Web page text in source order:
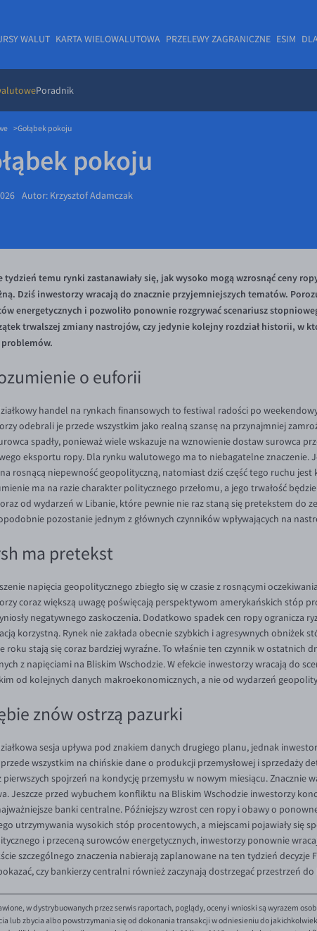
WALUT KARTA WIELOWALUTOWA PRZELEWY ZAGRANICZNE ESIM
Poradnik
Gołąbek pokoju
pokoju
Autor: Krzysztof Adamczak
tydzień temu rynki zastanawiały się, jak wysoko mogą wzrosnąć ceny
Dziś inwestorzy wracają do znacznie przyjemniejszych tematów.
energetycznych i pozwoliło ponownie rozgrywać scenariusz
trwalszej zmiany nastrojów, czy jedynie kolejny rozdział historii, w
o euforii
handel na rynkach finansowych to festiwal radości po
odebrali je przede wszystkim jako realną szansę na przynajmniej
spadły, ponieważ wiele wskazuje na wznowienie dostaw surowca
eksportu ropy. Dla rynku walutowego ma to niebagatelne
rosnącą niepewność geopolityczną, natomiast dziś część tego ruchu
ma na razie charakter politycznego przełomu, a jego trwałość
od wydarzeń w Libanie, które pewnie nie raz staną się pretekstem do
pozostanie jednym z głównych czynników wpływających na
ma pretekst
napięcia geopolitycznego zbiegło się w czasie z rosnącymi
coraz większą uwagę poświęcają perspektywom amerykańskich stóp
negatywnego zaskoczenia. Dodatkowo spadek cen ropy ogranicza
korzystną. Rynek nie zakłada obecnie szybkich i agresywnych
roku stają się coraz bardziej wyraźne. To właśnie ten czynnik w ostatnich
z napięciami na Bliskim Wschodzie. W efekcie inwestorzy wracają do
od kolejnych danych makroekonomicznych, a nie od wydarzeń
znów ostrzą pazurki
sesja upływa pod znakiem danych drugiego planu, jednak
wszystkim na chińskie dane o produkcji przemysłowej i sprzedaży
pierwszych spojrzeń na kondycję przemysłu w nowym miesiącu. Znacznie
Jeszcze przed wybuchem konfliktu na Bliskim Wschodzie inwestorzy
banki centralne. Późniejszy wzrost cen ropy i obawy o
utrzymywania wysokich stóp procentowych, a miejscami pojawiały się
i przeceną surowców energetycznych, inwestorzy ponownie
szczególnego znaczenia nabierają zaplanowane na ten tydzień
czy bankierzy centralni również zaczynają dostrzegać przestrzeń
w dystrybuowanych przez serwis raportach, poglądy, oceny i wnioski są wyrazem
lub zbycia albo powstrzymania się od dokonania transakcji w odniesieniu do